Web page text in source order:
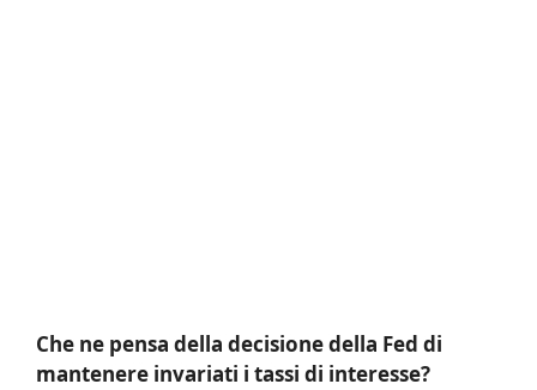
Che ne pensa della decisione della Fed di
mantenere invariati i tassi di interesse?